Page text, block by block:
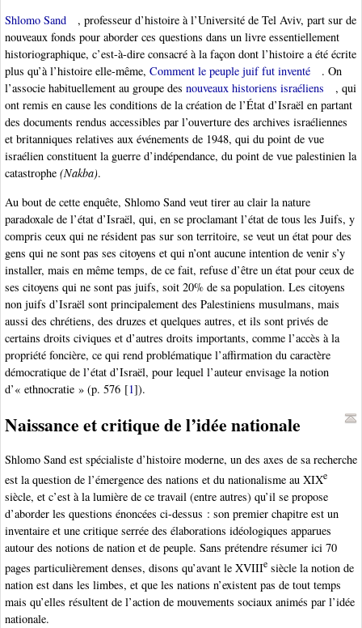
Shlomo Sand
, professeur d’histoire à l’Université de Tel Aviv, part sur de
nouveaux fonds pour aborder ces questions dans un livre essentiellement
historiographique, c’est-à-dire consacré à la façon dont l’histoire a été écrite
plus qu’à l’histoire elle-même, Comment le peuple juif fut inventé
. On
l’associe habituellement au groupe des nouveaux historiens israéliens
, qui
ont remis en cause les conditions de la création de l’État d’Israël en partant
des documents rendus accessibles par l’ouverture des archives israéliennes
et britanniques relatives aux événements de 1948, qui du point de vue
israélien constituent la guerre d’indépendance, du point de vue palestinien la
catastrophe (Nakba).
Au bout de cette enquête, Shlomo Sand veut tirer au clair la nature
paradoxale de l’état d’Israël, qui, en se proclamant l’état de tous les Juifs, y
compris ceux qui ne résident pas sur son territoire, se veut un état pour des
gens qui ne sont pas ses citoyens et qui n’ont aucune intention de venir s’y
installer, mais en même temps, de ce fait, refuse d’être un état pour ceux de
ses citoyens qui ne sont pas juifs, soit 20% de sa population. Les citoyens
non juifs d’Israël sont principalement des Palestiniens musulmans, mais
aussi des chrétiens, des druzes et quelques autres, et ils sont privés de
certains droits civiques et d’autres droits importants, comme l’accès à la
propriété foncière, ce qui rend problématique l’affirmation du caractère
démocratique de l’état d’Israël, pour lequel l’auteur envisage la notion
d’« ethnocratie » (p. 576 [1]).
Naissance et critique de l’idée nationale
Shlomo Sand est spécialiste d’histoire moderne, un des axes de sa recherche
est la question de l’émergence des nations et du nationalisme au XIXe
siècle, et c’est à la lumière de ce travail (entre autres) qu’il se propose
d’aborder les questions énoncées ci-dessus : son premier chapitre est un
inventaire et une critique serrée des élaborations idéologiques apparues
autour des notions de nation et de peuple. Sans prétendre résumer ici 70
pages particulièrement denses, disons qu’avant le XVIIIe siècle la notion de
nation est dans les limbes, et que les nations n’existent pas de tout temps
mais qu’elles résultent de l’action de mouvements sociaux animés par l’idée
nationale.